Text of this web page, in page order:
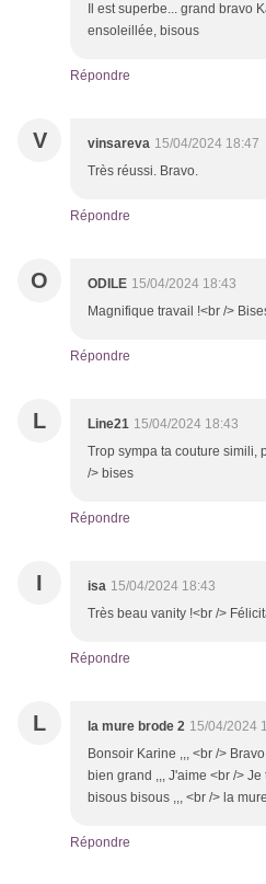
Il est superbe... grand bravo
ensoleillée, bisous
Répondre
V vinsareva 15/04/2024 18:47
Très réussi. Bravo.
Répondre
O ODILE 15/04/2024 18:43
Magnifique travail !<br />
Répondre
L Line21 15/04/2024 18:43
Trop sympa ta couture simili,
/> bises
Répondre
I isa 15/04/2024 18:43
Très beau vanity !<br />
Répondre
L la mure brode 2 15/04/2024
Bonsoir Karine ,,, <br />
bien grand ,,, J'aime <br />
bisous bisous ,,, <br /> la
Répondre